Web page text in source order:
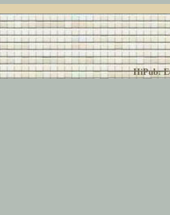
HiPub: